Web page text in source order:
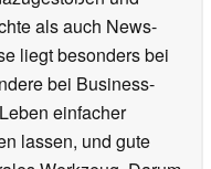
als auch News-
liegt besonders bei
bei Business-
einfacher
lassen, und gute